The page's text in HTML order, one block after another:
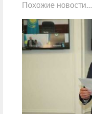
Похожие новости...